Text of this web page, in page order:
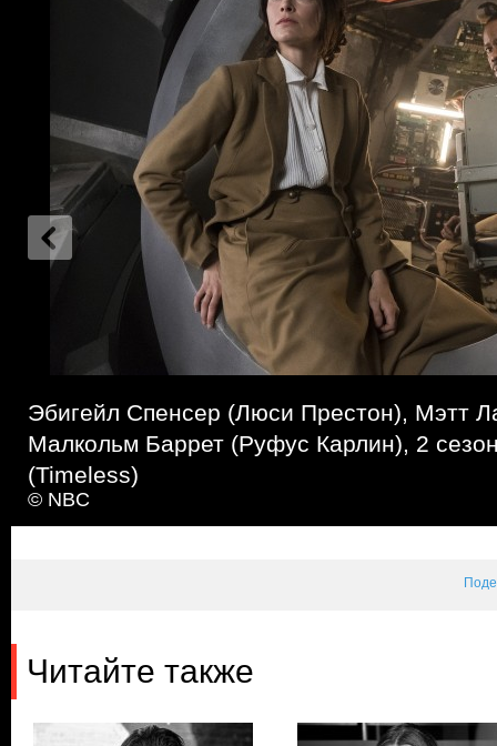
Эбигейл Спенсер (Люси Престон), Мэтт
Малкольм Баррет (Руфус Карлин), 2
(Timeless)
© NBC
Читайте также